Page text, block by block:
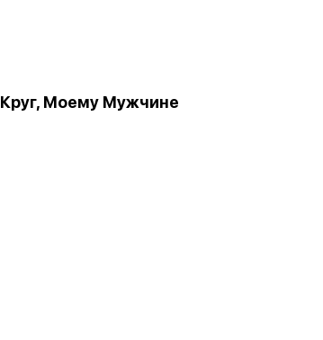
Круг, Моему Мужчине